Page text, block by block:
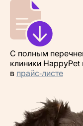
С полным
клиники
в прайс‑листе